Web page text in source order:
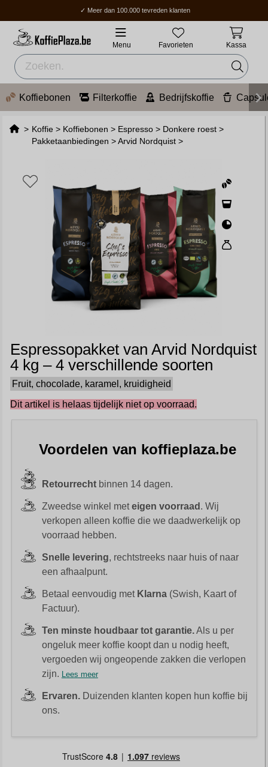
✓ Thuisbezorging / Afhaalpunt: 2-5 werkdagen.
Menu Favorieten Kassa
Koffiebonen Filterkoffie Bedrijfskoffie
> Koffie > Koffiebonen > Espresso > Donkere roest >
Pakketaanbiedingen >Arvid Nordquist >
Espressopakket van Arvid Nordquist
4 kg – 4 verschillende soorten
Fruit, chocolade, karamel, kruidigheid
Dit artikel is helaas tijdelijk niet op voorraad.
Voordelen van koffieplaza.be
Retourrechtbinnen 14 dagen.
Zweedse winkel meteigen voorraad . Wij
verkopen alleen koffie die we daadwerkelijk op
voorraad hebben.
Snelle levering, rechtstreeks naar huis of naar
een afhaalpunt.
Betaal eenvoudig met Klarna(Swish, Kaart of
Factuur).
Ten minste houdbaar tot garantie.Als u per
ongeluk meer koffie koopt dan u nodig heeft,
vergoeden wij ongeopende zakken die verlopen
zijn.
Lees meer
Ervaren.Duizenden klanten kopen hun koffie bij
ons.